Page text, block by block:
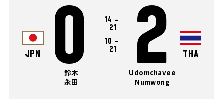
JPN 0 14 -
21
10 -
21
2 THA
鈴木
永田
Udomchavee
Numwong